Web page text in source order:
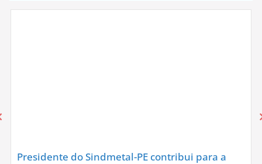
Presidente do Sindmetal-PE contribui para a